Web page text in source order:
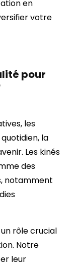
en
votre
pour
les
la
Les kinés
des
notamment
un rôle crucial
Notre
leur